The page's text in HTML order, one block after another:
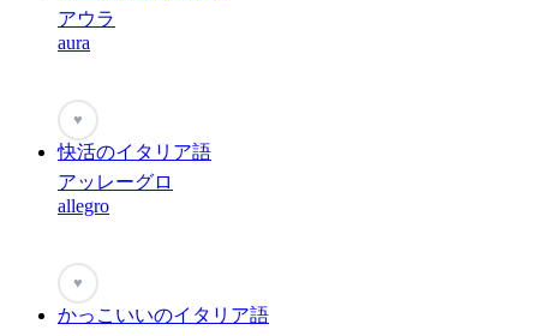
アウラ
aura
♥
快活のイタリア語
アッレーグロ
allegro
♥
かっこいいのイタリア語